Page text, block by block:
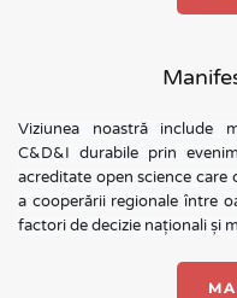
Viziunea noastră include
C&D&I durabile prin
acreditate open science
a cooperării regionale între
factori de decizie naționali și